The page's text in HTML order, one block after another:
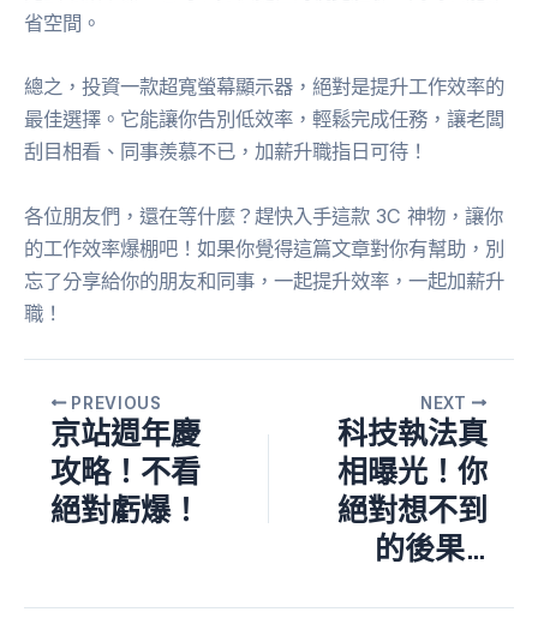
省空間。
總之，投資一款超寬螢幕顯示器，絕對是提升工作效率的
最佳選擇。它能讓你告別低效率，輕鬆完成任務，讓老闆
刮目相看、同事羨慕不已，加薪升職指日可待！
各位朋友們，還在等什麼？趕快入手這款 3C 神物，讓你
的工作效率爆棚吧！如果你覺得這篇文章對你有幫助，別
忘了分享給你的朋友和同事，一起提升效率，一起加薪升
職！
PREVIOUS
京站週年慶
攻略！不看
絕對虧爆！
NEXT
科技執法真
相曝光！你
絕對想不到
的後果…